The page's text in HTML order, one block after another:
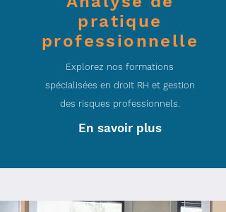
pratique
professionnelle
Explorez nos formations
spécialisées en droit RH et gestion
des risques professionnels.
En savoir plus